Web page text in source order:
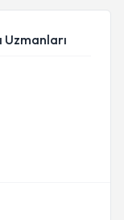
Uzmanları